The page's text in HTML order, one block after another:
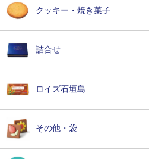
クッキー・焼き菓子
詰合せ
ロイズ石垣島
その他・袋